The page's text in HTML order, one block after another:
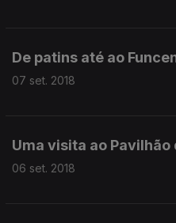
De patins até ao
07 set. 2018
Uma visita ao Pavilhão
06 set. 2018